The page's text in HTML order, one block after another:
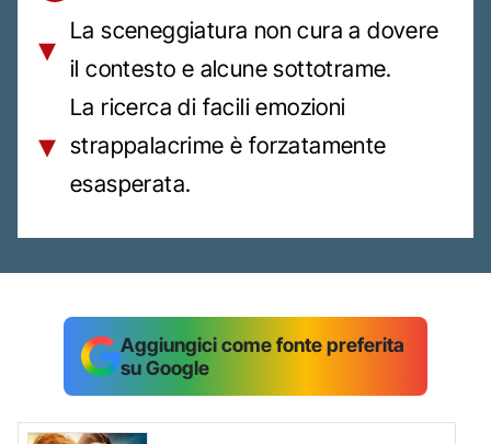
La sceneggiatura non cura a dovere
il contesto e alcune sottotrame.
La ricerca di facili emozioni
strappalacrime è forzatamente
esasperata.
Aggiungici come fonte preferita
su Google